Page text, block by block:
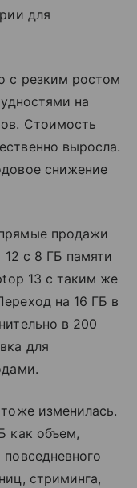
для
с резким ростом
на
Стоимость
выросла.
снижение
продажи
с 8 ГБ памяти
13 с таким же
на 16 ГБ в
в 200
для
изменилась.
как объем,
стриминга,